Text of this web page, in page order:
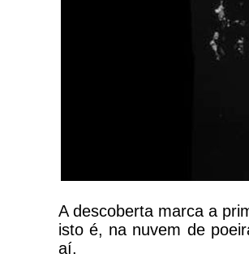
A descoberta marca a
isto é, na nuvem de
aí.